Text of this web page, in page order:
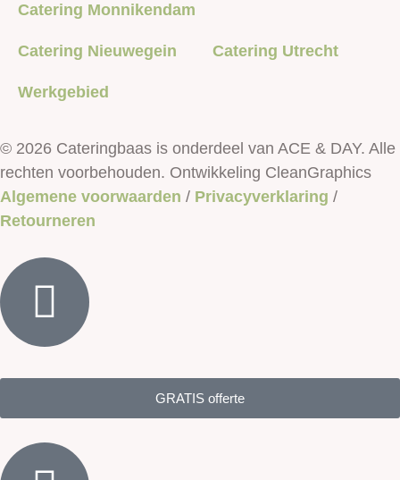
Catering Monnikendam
Catering Nieuwegein Catering Utrecht
Werkgebied
© 2026 Cateringbaas is onderdeel van ACE & DAY. Alle
rechten voorbehouden. Ontwikkeling CleanGraphics
Algemene voorwaarden / Privacyverklaring /
Retourneren
GRATIS offerte